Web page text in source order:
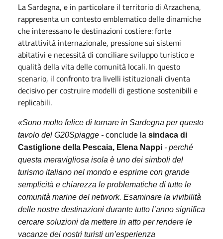
La Sardegna, e in particolare il territorio di Arzachena,
rappresenta un contesto emblematico delle dinamiche
che interessano le destinazioni costiere: forte
attrattività internazionale, pressione sui sistemi
abitativi e necessità di conciliare sviluppo turistico e
qualità della vita delle comunità locali. In questo
scenario, il confronto tra livelli istituzionali diventa
decisivo per costruire modelli di gestione sostenibili e
replicabili.
«Sono molto felice di tornare in Sardegna per questo
tavolo del G20Spiagge - conclude la sindaca di
Castiglione della Pescaia, Elena Nappi - perché
questa meravigliosa isola è uno dei simboli del
turismo italiano nel mondo e esprime con grande
semplicità e chiarezza le problematiche di tutte le
comunità marine del network. Esaminare la vivibilità
delle nostre destinazioni durante tutto l’anno significa
cercare soluzioni da mettere in atto per rendere le
vacanze dei nostri turisti un’esperienza